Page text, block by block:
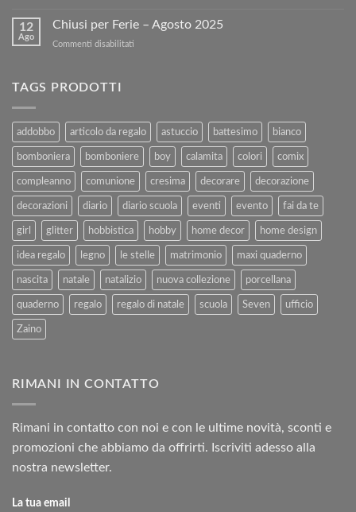
con
Rimborso
PASQUA
12
Ago
Chiusi per Ferie – Agosto 2025
Commenti disabilitati
2025
TAGS PRODOTTI
addobbo articolo da regalo astuccio battesimo bianco
bomboniera bomboniere boy calamita colori comix
compleanno comunione cresima decorare decorazione
decorazioni diario diario scuola eventi evento fai da te
girl glitter hobbistica hobby home decor home design
idea regalo legno le stelle matrimonio maxi quaderno
nascita natale natalizio nuova collezione porcellana
quaderno regalo regalo di natale scuola Seven ufficio
Zaino
RIMANI IN CONTATTO
Rimani in contatto con noi e con le ultime novità, sconti e
promozioni che abbiamo da offrirti. Iscriviti adesso alla
nostra newsletter.
La tua email